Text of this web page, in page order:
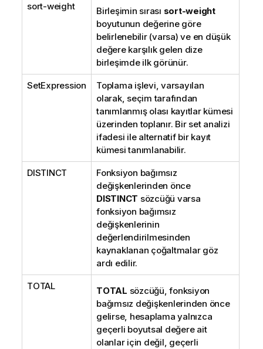
sort-weight Birleşimin sırası sort-weight
boyutunun değerine göre
belirlenebilir (varsa) ve en düşük
değere karşılık gelen dize
birleşimde ilk görünür.
SetExpression
Toplama işlevi, varsayılan
olarak, seçim tarafından
tanımlanmış olası kayıtlar kümesi
üzerinden toplanır. Bir set analizi
ifadesi ile alternatif bir kayıt
kümesi tanımlanabilir.
DISTINCT
Fonksiyon bağımsız
değişkenlerinden önce
DISTINCT sözcüğü varsa
fonksiyon bağımsız
değişkenlerinin
değerlendirilmesinden
kaynaklanan çoğaltmalar göz
ardı edilir.
TOTAL TOTAL sözcüğü, fonksiyon
bağımsız değişkenlerinden önce
gelirse, hesaplama yalnızca
geçerli boyutsal değere ait
olanlar için değil, geçerli